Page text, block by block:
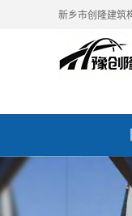
新乡市创隆建筑